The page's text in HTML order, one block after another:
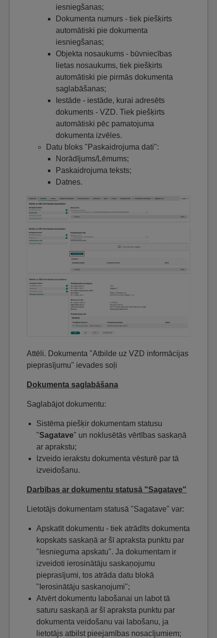
iesniegšanas;
Dokumenta numurs - tiek piešķirts
automātiski pie dokumenta
iesniegšanas;
Objekta nosaukums - būvniecības
lietas nosaukums, tiek piešķirts
automātiski pie pirmās dokumenta
saglabāšanas;
Iestāde - iestāde, kurai adresēts
dokuments - VZD. Tiek piešķirts
automātiski pēc pamatojuma
dokumenta izvēles.
Datu bloks "Paskaidrojuma dati":
Norādījums/Lēmums;
Paskaidrojuma teksts;
Datnes.
Attēli. Dokumenta "Atbilde uz VZD informācijas
pieprasījumu" ievades soļi
Dokumenta saglabāšana
Saglabājot dokumentu:
Sistēma piešķir dokumentam statusu
"Sagatave" un noklusētās vērtības saskaņā
ar aprakstu;
Izveido ierakstu dokumenta vēsturē par tā
izveidošanu.
Darbības ar dokumentu statusā "Sagatave"
Lietotājs dokumentam statusā "Sagatave" var:
Apskatīt dokumentu - tiek atrādīts dokumenta
kopskats saskaņā ar šī apraksta punktu par
"Iesnieguma apskatu". Ja dokumentam ir
izveidoti ierosinātāju saskaņojumu
pieprasījumi, tos atrāda datu blokā
"Ierosinātāju saskaņojumi";
Atvērt dokumentu labošanai un labot tā
saturu saskaņā ar šī apraksta punktu par
dokumenta veidošanu vai labošanu, ja
lietotājs atbilst pieejamības nosacījumiem;